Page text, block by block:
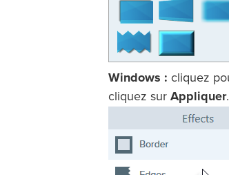
Windows : cliquez
cliquez sur Appliquer.